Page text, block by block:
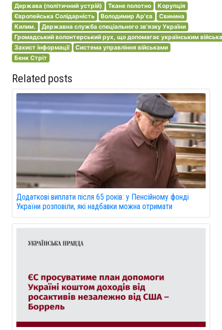
Держава (політичний устрій)
Ткане полотно
Корупція
Європейська Солідарність
Володимир Ар'єв
Свинина
Килим.
Державна служба спеціального зв'язку України
Громадський волонтерський рух, що допомагає українським
Захист інформації
Система управління військами
Бенк Стріт
Related posts
Додаткові виплати після 65 років: у Пенсійному фонді
України розповіли, які надбавки можна отримати